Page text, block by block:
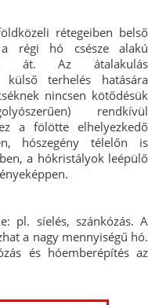
rétegeiben belső
a régi hó csésze alakú
át. Az átalakulás
terhelés hatására
nincsen kötődésük
rendkívül
a fölötte elhelyezkedő
hószegény télelőn is
a hókristályok leépülő
pl. síelés, szánkózás. A
a nagy mennyiségű hó.
és hóemberépítés az